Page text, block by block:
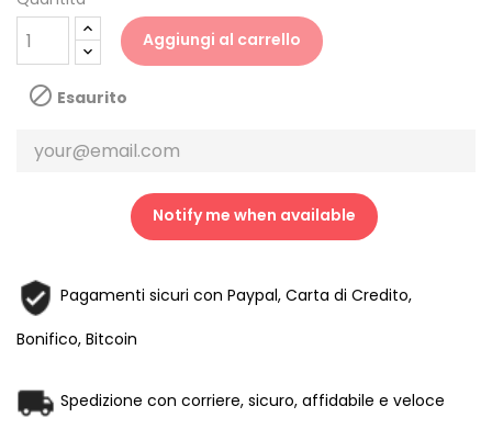
Aggiungi al carrello
 Esaurito
Notify me when available
Pagamenti sicuri con Paypal, Carta di Credito,
Bonifico, Bitcoin
Spedizione con corriere, sicuro, affidabile e veloce